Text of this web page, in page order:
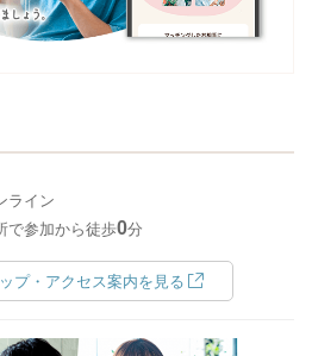
ライン
で参加から徒歩0分
プ・アクセス案内を見る